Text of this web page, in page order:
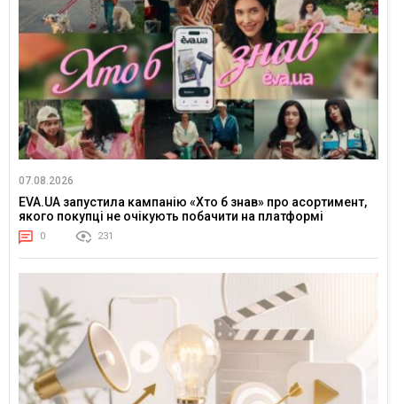
07.08.2026
EVA.UA запустила кампанію «Хто б знав» про асортимент,
якого покупці не очікують побачити на платформі
0 231